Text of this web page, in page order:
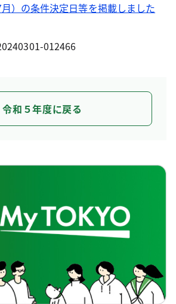
）の条件決定日等を掲載しました
012466
令和５年度に戻る